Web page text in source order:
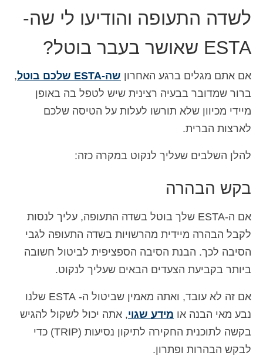
לשדה התעופה והודיעו לי שה-
ESTA שאושר בעבר בוטל?
אם אתם מגלים ברגע האחרון שה-ESTA שלכם בוטל
,
ברור שמדובר בבעיה רצינית שיש לטפל בה באופן
מיידי מכיוון שלא תורשו לעלות על הטיסה שלכם
לארצות הברית.
להלן השלבים שעליך לנקוט במקרה כזה:
בקש הבהרה
אם ה-ESTA שלך בוטל בשדה התעופה, עליך לנסות
לקבל הבהרה מיידית מהרשויות בשדה התעופה לגבי
הסיבה לכך. הבנת הסיבה הספציפית לביטול חשובה
ביותר בקביעת הצעדים הבאים שעליך לנקוט.
אם זה לא עובד, ואתה מאמין שביטול ה- ESTA שלנו
נבע מאי הבנה או מידע שגוי, אתה יכול לשקול להגיש
בקשה לתוכנית החקירה לתיקון נסיעות (TRIP) כדי
לבקש הבהרות ופתרון.